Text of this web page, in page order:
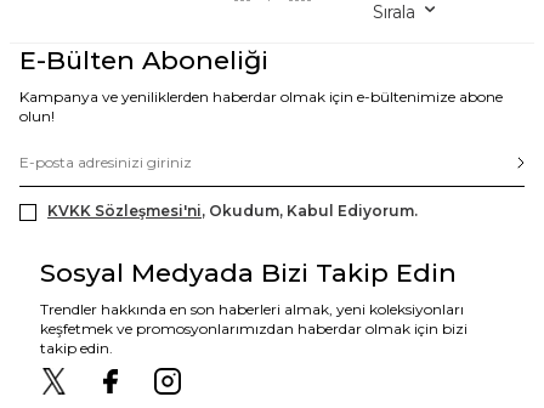
Sırala
E-Bülten Aboneliği
Kampanya ve yeniliklerden haberdar olmak için e-bültenimize abone
olun!
KVKK Sözleşmesi'ni, Okudum, Kabul Ediyorum.
Sosyal Medyada Bizi Takip Edin
Trendler hakkında en son haberleri almak, yeni koleksiyonları
keşfetmek ve promosyonlarımızdan haberdar olmak için bizi
takip edin.